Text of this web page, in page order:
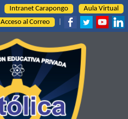
Intranet Carapongo
Aula Virtual
Acceso al Correo